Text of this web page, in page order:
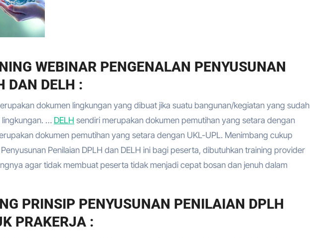
WEBINAR PENGENALAN PENYUSUNAN
DAN DELH :
dokumen lingkungan yang dibuat jika suatu bangunan/kegiatan yang sudah
lingkungan. … DELH sendiri merupakan dokumen pemutihan yang setara dengan
dokumen pemutihan yang setara dengan UKL-UPL. Menimbang cukup
Penilaian DPLH dan DELH ini bagi peserta, dibutuhkan training provider
agar tidak membuat peserta tidak menjadi cepat bosan dan jenuh dalam
PRINSIP PENYUSUNAN PENILAIAN DPLH
PRAKERJA :